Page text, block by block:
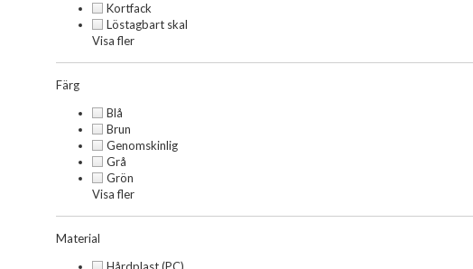
Kortfack
Löstagbart skal
Visa fler
Färg
Blå
Brun
Genomskinlig
Grå
Grön
Visa fler
Material